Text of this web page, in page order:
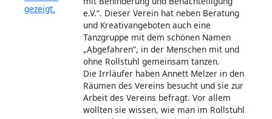
e.V.“. Dieser Verein hat neben Beratung
und Kreativangeboten auch eine
Tanzgruppe mit dem schönen Namen
„Abgefahren“, in der Menschen mit und
ohne Rollstuhl gemeinsam tanzen.
Die Irrläufer haben Annett Melzer in den
Räumen des Vereins besucht und sie zur
Arbeit des Vereins befragt. Vor allem
wollten sie wissen, wie man im Rollstuhl